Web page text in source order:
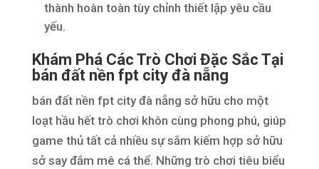
thành hoàn toàn tùy chỉnh thiết lập yêu cầu
yếu.
Khám Phá Các Trò Chơi Đặc Sắc Tại
bán đất nền fpt city đà nẵng
bán đất nền fpt city đà nẵng sở hữu cho một
loạt hầu hết trò chơi khôn cùng phong phú, giúp
game thủ tất cả nhiều sự sắm kiếm hợp sở hữu
sở say đắm mê cá thể. Những trò chơi tiêu biểu